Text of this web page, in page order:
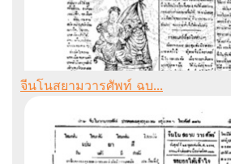
จีนโนสยามวารศัพท์ ฉบ...